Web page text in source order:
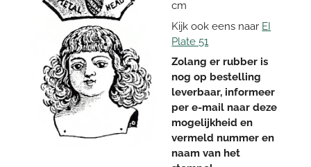
cm
Kijk ook eens naar EI
Plate 51
Zolang er rubber is
nog op bestelling
leverbaar, informeer
per e-mail naar deze
mogelijkheid en
vermeld nummer en
naam van het